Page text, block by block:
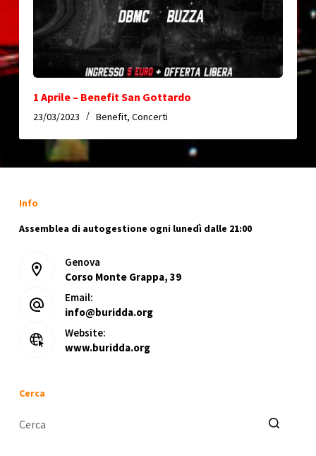
1 Aprile – Benefit San Gottardo
23/03/2023 Benefit, Concerti
Info
Assemblea di autogestione ogni lunedì dalle 21:00
Genova
Corso Monte Grappa, 39
Email:
info@buridda.org
Website:
www.buridda.org
Cerca